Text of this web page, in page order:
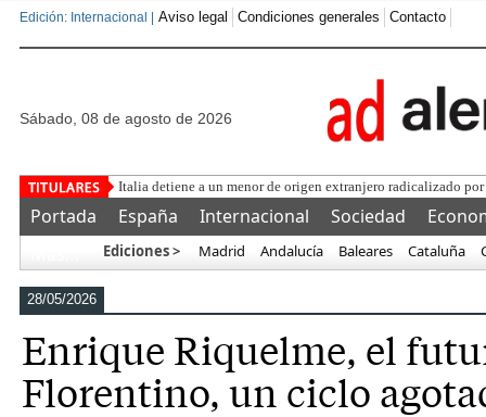
Edición: Internacional | Aviso legal Condiciones generales Contacto
sábado, 08 de agosto de 2026
Una asociació
Portada España Internacional Sociedad
Ediciones > Madrid Andalucía Baleares Cataluña
28/05/2026
Enrique Riquelme, el
Florentino, un ciclo